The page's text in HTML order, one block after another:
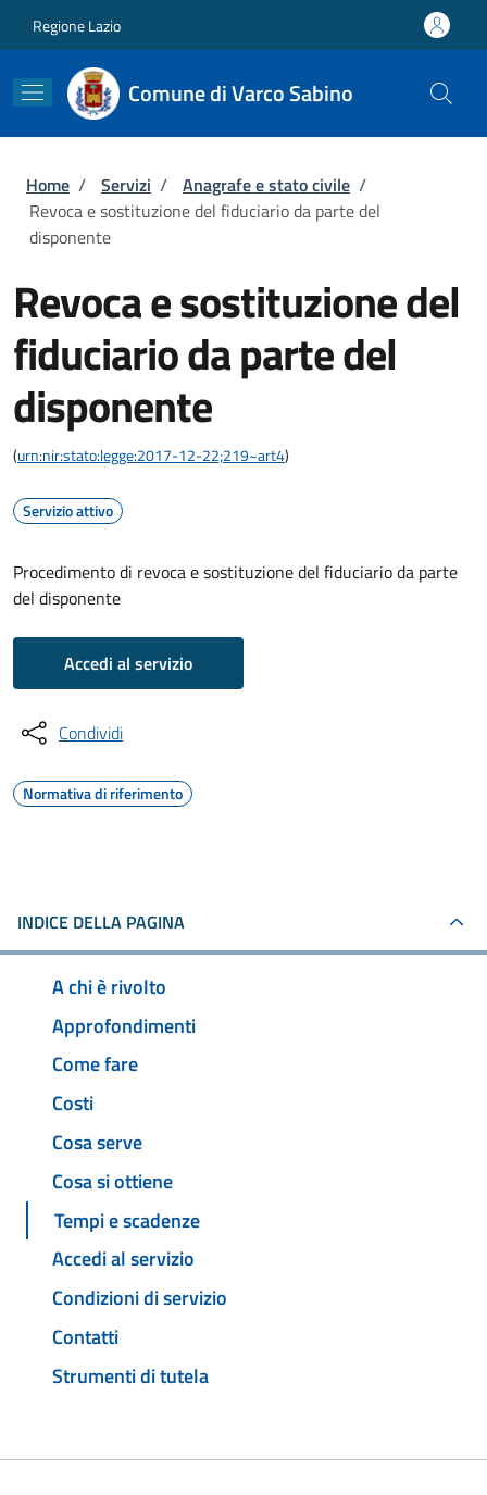
Regione Lazio
Comune di Varco Sabino
Briciole di pane
Home / Servizi / Anagrafe e stato civile /
Revoca e sostituzione del fiduciario da parte del
disponente
Revoca e sostituzione del
fiduciario da parte del
disponente
(urn:nir:stato:legge:2017-12-22;219~art4)
Servizio attivo
Procedimento di revoca e sostituzione del fiduciario da parte
del disponente
Accedi al servizio
Condividi
Normativa di riferimento
INDICE DELLA PAGINA
A chi è rivolto
Approfondimenti
Come fare
Costi
Cosa serve
Cosa si ottiene
Tempi e scadenze
Accedi al servizio
Condizioni di servizio
Contatti
Strumenti di tutela